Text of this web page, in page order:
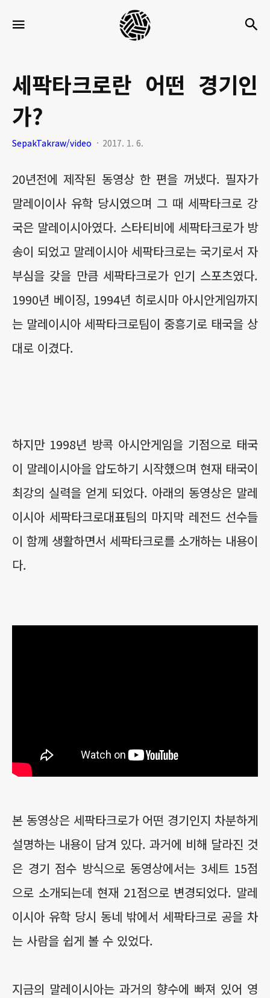
세
팍
크
이
세팍타크로란 어떤 경기인
가?
SepakTakraw/video 2017. 1. 6.
20년전에 제작된 동영상 한 편을 꺼냈다. 필자가
말레이이사 유학 당시였으며 그 때 세팍타크로 강
국은 말레이시아였다. 스타티비에 세팍타크로가 방
송이 되었고 말레이시아 세팍타크로는 국기로서 자
부심을 갖을 만큼 세팍타크로가 인기 스포츠였다.
1990년 베이징, 1994년 히로시마 아시안게임까지
는 말레이시아 세팍타크로팀이 중흥기로 태국을 상
대로 이겼다.
하지만 1998년 방콕 아시안게임을 기점으로 태국
이 말레이시아을 압도하기 시작했으며 현재 태국이
최강의 실력을 얻게 되었다. 아래의 동영상은 말레
이시아 세팍타크로대표팀의 마지막 레전드 선수들
이 함께 생활하면서 세팍타크로를 소개하는 내용이
다.
본 동영상은 세팍타크로가 어떤 경기인지 차분하게
설명하는 내용이 담겨 있다. 과거에 비해 달라진 것
은 경기 점수 방식으로 동영상에서는 3세트 15점
으로 소개되는데 현재 21점으로 변경되었다. 말레
이시아 유학 당시 동네 밖에서 세팍타크로 공을 차
는 사람을 쉽게 볼 수 있었다.
지금의 말레이시아는 과거의 향수에 빠져 있어 영